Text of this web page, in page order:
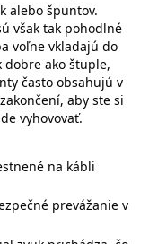
alebo špuntov.
však tak pohodlné
voľne vkladajú do
dobre ako štuple,
často obsahujú v
aby ste si
vyhovovať.
na kábli
prevážanie v